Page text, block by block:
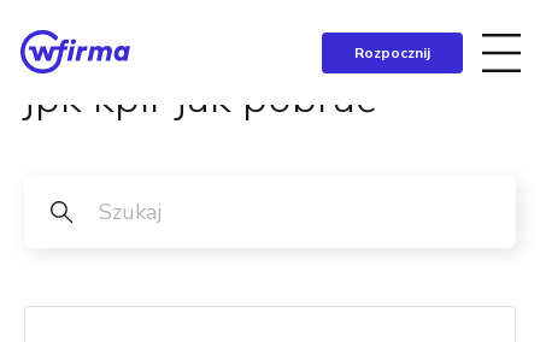
Rozpocznij
jpk kpir jak pobrać